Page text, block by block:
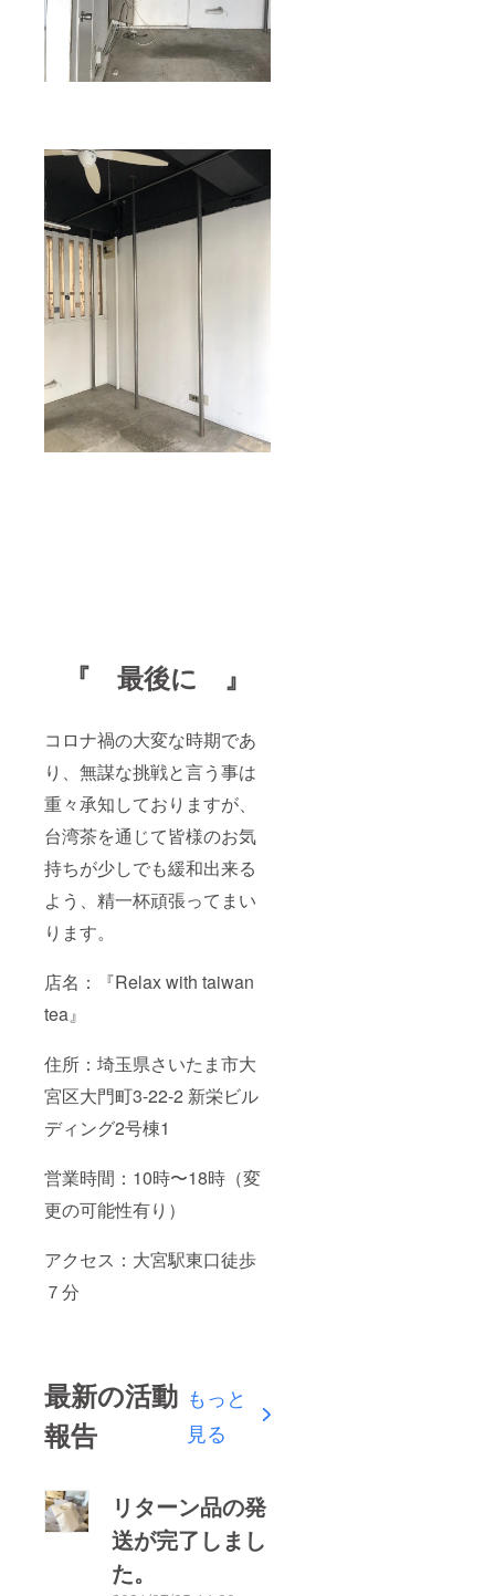
『 最後に 』
コロナ禍の大変な時期であ
り、無謀な挑戦と言う事は
重々承知しておりますが、
台湾茶を通じて皆様のお気
持ちが少しでも緩和出来る
よう、精一杯頑張ってまい
ります。
店名：『Relax with taiwan
tea』
住所：埼玉県さいたま市大
宮区大門町3-22-2 新栄ビル
ディング2号棟1
営業時間：10時〜18時（変
更の可能性有り）
アクセス：大宮駅東口徒歩
７分
最新の活動
報告
もっと
見る
リターン品の発
送が完了しまし
た。